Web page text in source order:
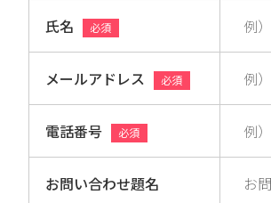
氏名 必須
メールアドレス 必須
電話番号 必須
お問い合わせ題名